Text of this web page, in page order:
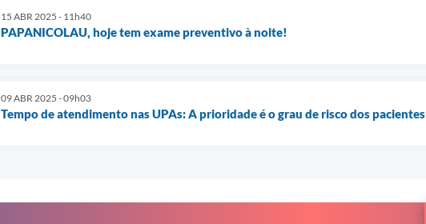
15 ABR 2025 - 11h40
PAPANICOLAU, hoje tem exame preventivo à noite!
09 ABR 2025 - 09h03
Tempo de atendimento nas UPAs: A prioridade é o grau de risco dos pacientes